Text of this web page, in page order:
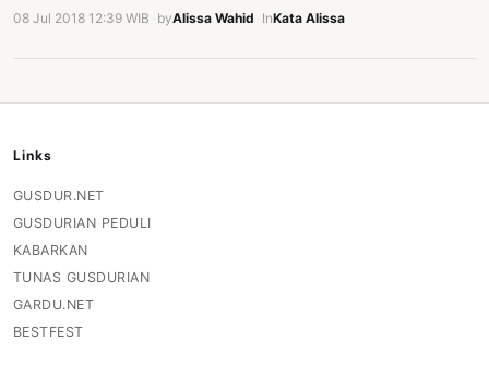
08 Jul 2018 12:39 WIB byAlissa Wahid InKata Alissa
Links
GUSDUR.NET
GUSDURIAN PEDULI
KABARKAN
TUNAS GUSDURIAN
GARDU.NET
BESTFEST